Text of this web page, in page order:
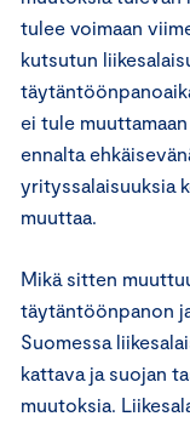
tulee voimaan
kutsutun
ei tule
ennalta
yrityssalaisuuksia
muuttaa.
Mikä sitten
täytäntöönpanon
Suomessa
kattava ja suojan
muutoksia.